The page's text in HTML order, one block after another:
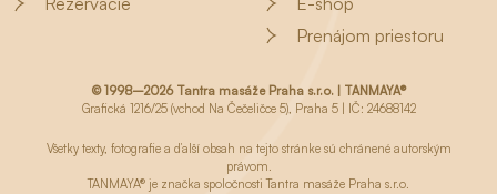
Prenájom priestoru
© 1998–2026 Tantra masáže Praha s.r.o. | TANMAYA®
Grafická 1216/25 (vchod Na Čečeličce 5), Praha 5 | IČ: 24688142
Všetky texty, fotografie a ďalší obsah na tejto stránke sú chránené autorským
právom.
TANMAYA® je značka spoločnosti Tantra masáže Praha s.r.o.